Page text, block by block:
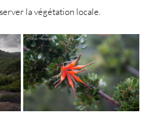
la végétation locale.